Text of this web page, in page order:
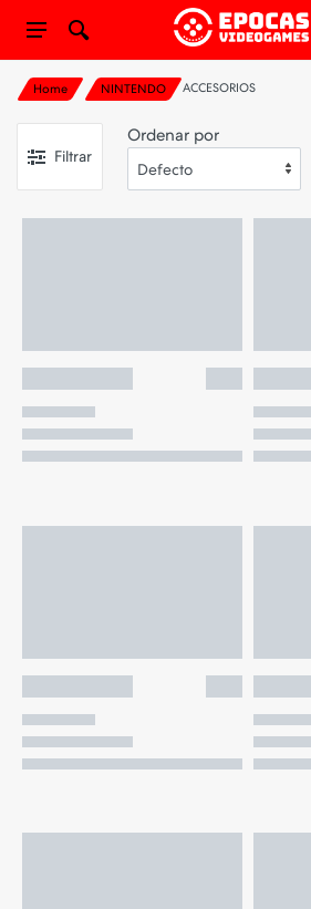
Home NINTENDO ACCESORIOS
Filtrar
Ordenar por